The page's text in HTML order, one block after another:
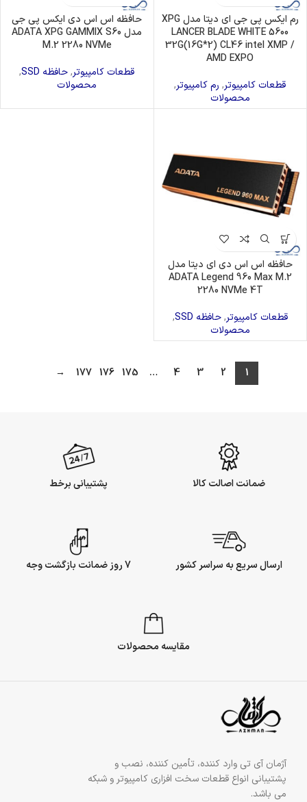
رم ایکس پی جی ای دیتا مدل XPG
LANCER BLADE WHITE 5600
32G(16G*2) CL46 intel XMP /
AMD EXPO
قطعات کامپیوتر, رم کامپیوتر,
محصولات
حافظه اس اس دی ایکس پی جی
مدل ADATA XPG GAMMIX S60
M.2 2280 NVMe
قطعات کامپیوتر,حافظه SSD
,
محصولات
حافظه اس اس دی ای دیتا مدل
ADATA Legend 960 Max M.2
2280 NVMe 4T
قطعات کامپیوتر,حافظه SSD
,
محصولات
1
2
3
4
…
175
176
177
→
ضمانت اصالت کالا پشتیبانی برخط
ارسال سریع به سراسر کشور 7 روز ضمانت بازگشت وجه
مقایسه محصولات
آژمان آی تی وارد کننده، تأمین کننده، نصب و
پشتیبانی انواع قطعات سخت افزاری کامپیوتر و شبکه
می باشد.